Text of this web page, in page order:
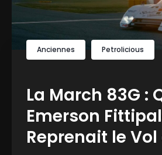
Anciennes Petrolicious
La March 83G :
Emerson
Reprenait le